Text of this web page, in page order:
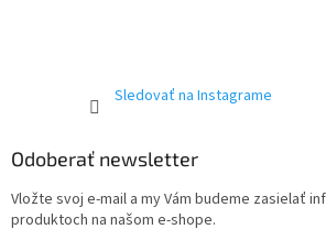
Sledovať na Instagrame
Odoberať newsletter
Vložte svoj e-mail a my Vám budeme zasielať
produktoch na našom e-shope.